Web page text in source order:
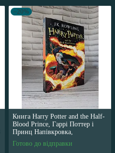
–20%
Книга Harry Potter and the Half-
Blood Prince, Гаррі Поттер і
Принц Напівкровка,
англійською мовою
Готово до відправки